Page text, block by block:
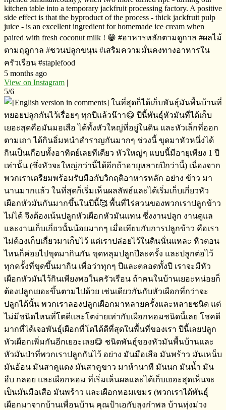
kitchen table into a temporary jackfruit processing factory. A positive
side effect is that the byproduct of the process - thick jackfruit pulp
juice - is an excellent ingredient for homemade ice cream when
paired with fresh coconut milk ! 😁 #อาหารหลักตามดูกาล​ #ผลไม้
ตามฤดูกาล​ #ชวนปลูกขนุน​ #เสริมความมั่นคงทางอาหารใน
ครัวเรือน​ #staplefood
5 months ago
View on Instagram |
5/6